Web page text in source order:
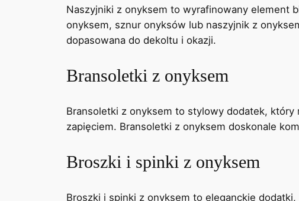
Naszyjniki z onyksem to wyrafinowany element
onyksem, sznur onyksów lub naszyjnik z
dopasowana do dekoltu i okazji.
Bransoletki z onyksem
Bransoletki z onyksem to stylowy dodatek, który
zapięciem. Bransoletki z onyksem doskonale
Broszki i spinki z onyksem
Broszki i spinki z onyksem to eleganckie